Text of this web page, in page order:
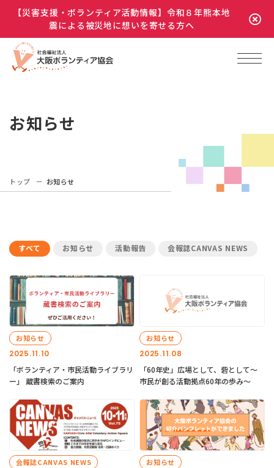
【災害支援・ボランティア活動情報】令和８年熊本地
震による被災地に想いを寄せる方へ
お知らせ
トップ お知らせ
すべて お知らせ 活動報告 会報誌CANVAS NEWS
2025.11.10
お知らせ
「ボランティア・市民活動ライブラリ
ー」 蔵書検索のご案内
2025.11.08
お知らせ
「60年史」広場として、砦として～
市民が創る活動拠点60年の歩み～
会報誌CANVAS NEWS お知らせ